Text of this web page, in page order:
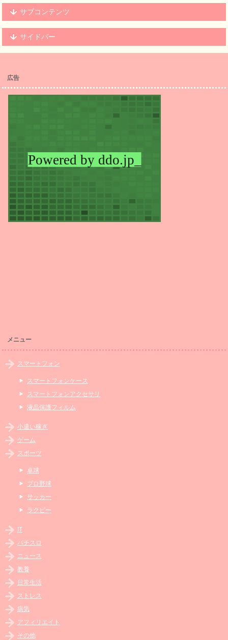
サブコンテンツ
サイドバー
広告
メニュー
スマートフォン
スマートフォンケース
スマートフォンアクセサリ
液晶保護フィルム
小遣い稼ぎ
ゲーム
スポーツ
卓球
プロ野球
サッカー
ラクビー
IT
パチスロ
ニュース
教養
日常生活
ストレス
病気
アフィリエイト
その他